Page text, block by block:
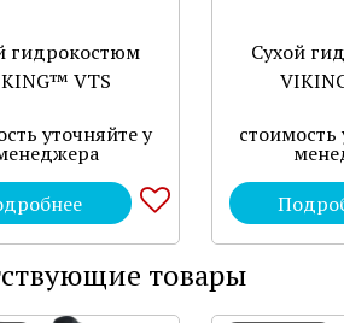
гидрокостюм
VTS
уточняйте у
Сухой
стоимость
товары